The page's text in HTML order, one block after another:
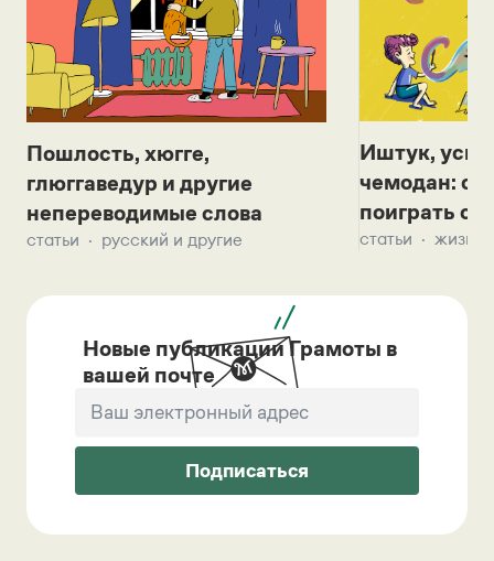
Пошлость, хюгге,
глюггаведур и другие
непереводимые слова
статьи русский и другие
Иштук,
чемодан:
поиграть с
статьи жизнь
Новые публикации Грамоты в
вашей почте
Подписаться